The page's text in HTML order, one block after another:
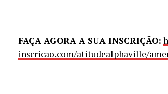
FAÇA AGORA A SUA INSCRIÇÃO:
inscricao.com/atitudealphaville/